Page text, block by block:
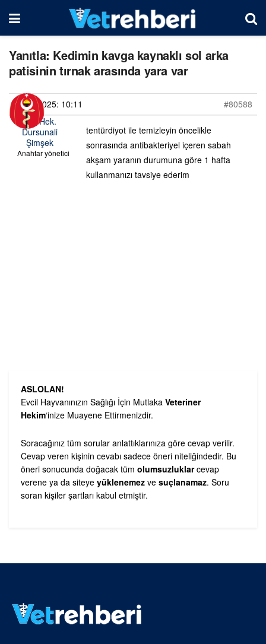
Yanıtla: Kedimin kavga kaynaklı sol arka
patisinin tırnak arasında yara var
11/07/2025: 10:11
#80588
Vet. Hek.
Dursunali
Şimşek
Anahtar yönetici
tentürdiyot ile temizleyin öncelikle
sonrasında antibakteriyel içeren sabah
akşam yaranın durumuna göre 1 hafta
kullanmanızı tavsiye ederim
ASLOLAN!
Evcil Hayvanınızın Sağlığı İçin Mutlaka Veteriner
Hekim‘inize Muayene Ettirmenizdir.
Soracağınız tüm sorular anlattıklarınıza göre cevap verilir.
Cevap veren kişinin cevabı sadece öneri niteliğindedir. Bu
öneri sonucunda doğacak tüm olumsuzluklarcevap
verene ya da siteye yüklenemez ve suçlanamaz. Soru
soran kişiler şartları kabul etmiştir.